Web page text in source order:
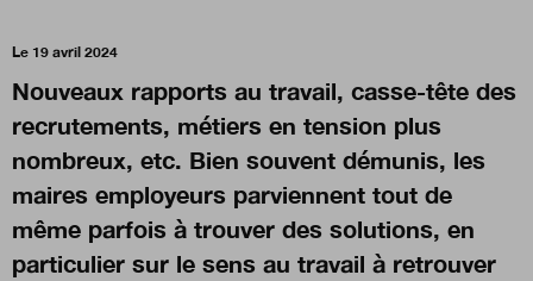
sur Twittersur LinkedIn
Le 19 avril 2024
Nouveaux rapports au travail, casse-tête des
recrutements, métiers en tension plus
nombreux, etc. Bien souvent démunis, les
maires employeurs parviennent tout de
même parfois à trouver des solutions, en
particulier sur le sens au travail à retrouver